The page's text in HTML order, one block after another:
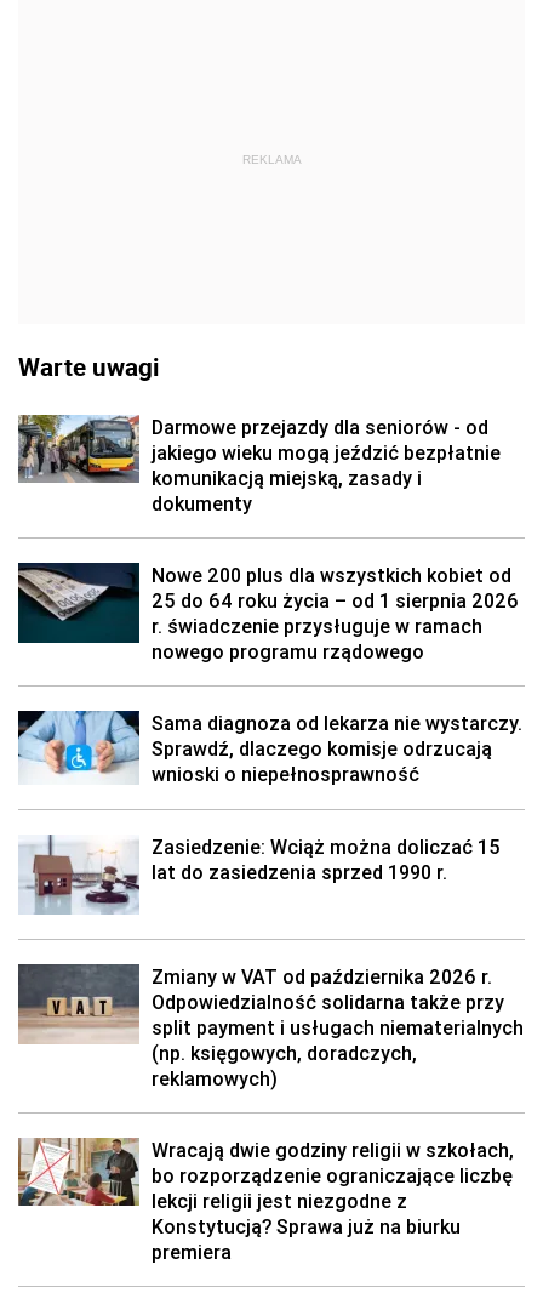
REKLAMA
Warte uwagi
Darmowe przejazdy dla seniorów - od
jakiego wieku mogą jeździć bezpłatnie
komunikacją miejską, zasady i
dokumenty
Nowe 200 plus dla wszystkich kobiet od
25 do 64 roku życia – od 1 sierpnia 2026
r. świadczenie przysługuje w ramach
nowego programu rządowego
Sama diagnoza od lekarza nie wystarczy.
Sprawdź, dlaczego komisje odrzucają
wnioski o niepełnosprawność
Zasiedzenie: Wciąż można doliczać 15
lat do zasiedzenia sprzed 1990 r.
Zmiany w VAT od października 2026 r.
Odpowiedzialność solidarna także przy
split payment i usługach niematerialnych
(np. księgowych, doradczych,
reklamowych)
Wracają dwie godziny religii w szkołach,
bo rozporządzenie ograniczające liczbę
lekcji religii jest niezgodne z
Konstytucją? Sprawa już na biurku
premiera